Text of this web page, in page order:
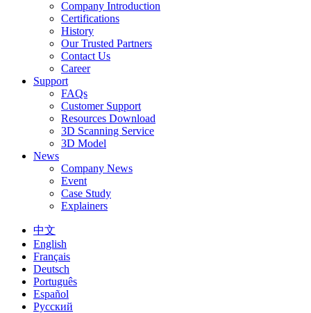
Company Introduction
Certifications
History
Our Trusted Partners
Contact Us
Career
Support
FAQs
Customer Support
Resources Download
3D Scanning Service
3D Model
News
Company News
Event
Case Study
Explainers
中文
English
Français
Deutsch
Português
Español
Русский